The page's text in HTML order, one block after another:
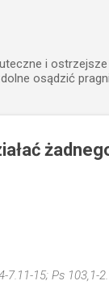
i
osądzić
15; Ps 103,1-